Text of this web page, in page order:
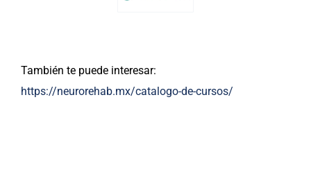
También te puede interesar:
https://neurorehab.mx/catalogo-de-cursos/